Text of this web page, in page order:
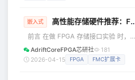
案，日益体现出独特的价
命名，统一划归为USB 3.2。其中USB
USB 3.1更名USB 3.2 Gen
2(10Gbps)，USB 3.2更名为USB 3
嵌入式 高性能存储硬件推荐：FMC-
前言 在做 FPGA 存储接口实验 时，经
常会遇到一个尴尬的情况：开发板自带
的存储接口要么数量有限，要么干脆没
AdriftCoreFPGA芯研社
181
2026-04-15
FPGA FMC扩展卡